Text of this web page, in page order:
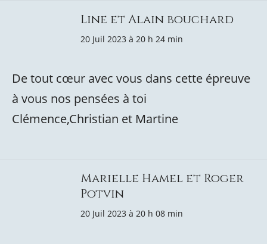
Line et Alain bouchard
20 Juil 2023 à 20 h 24 min
De tout cœur avec vous dans cette épreuve
à vous nos pensées à toi
Clémence,Christian et Martine
Marielle Hamel et Roger
Potvin
20 Juil 2023 à 20 h 08 min